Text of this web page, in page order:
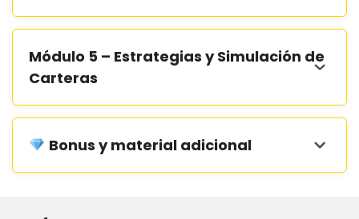
Módulo 5 – Estrategias y Simulación de
Carteras
Bonus y material adicional